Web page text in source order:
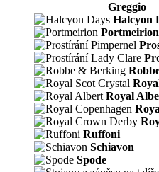
Greggio
Halcyon
Portmeirion
Royal
Ruffoni
Schiavon
Spode